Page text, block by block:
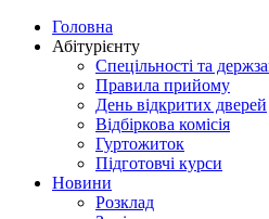
Головна
Абітурієнту
Спецільності та
Правила прийому
День відкритих дверей
Відбіркова комісія
Гуртожиток
Підготовчі курси
Новини
Розклад